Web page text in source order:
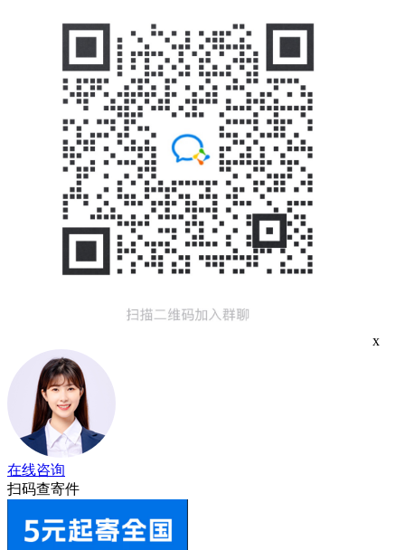
x
在线咨询
扫码查寄件